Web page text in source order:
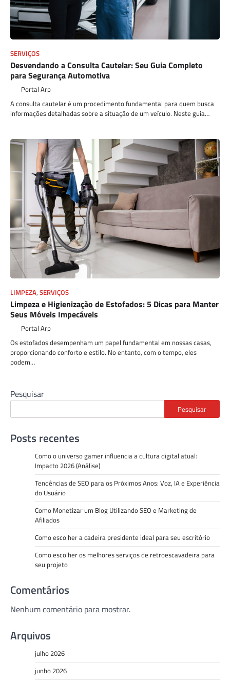
SERVIÇOS
Desvendando a Consulta Cautelar: Seu Guia Completo
para Segurança Automotiva
Portal Arp
A consulta cautelar é um procedimento fundamental para quem busca
informações detalhadas sobre a situação de um veículo. Neste guia…
LIMPEZA, SERVIÇOS
Limpeza e Higienização de Estofados: 5 Dicas para Manter
Seus Móveis Impecáveis
Portal Arp
Os estofados desempenham um papel fundamental em nossas casas,
proporcionando conforto e estilo. No entanto, com o tempo, eles
podem…
Pesquisar
Pesquisar
Posts recentes
Como o universo gamer influencia a cultura digital atual:
Impacto 2026 (Análise)
Tendências de SEO para os Próximos Anos: Voz, IA e Experiência
do Usuário
Como Monetizar um Blog Utilizando SEO e Marketing de
Afiliados
Como escolher a cadeira presidente ideal para seu escritório
Como escolher os melhores serviços de retroescavadeira para
seu projeto
Comentários
Nenhum comentário para mostrar.
Arquivos
julho 2026
junho 2026